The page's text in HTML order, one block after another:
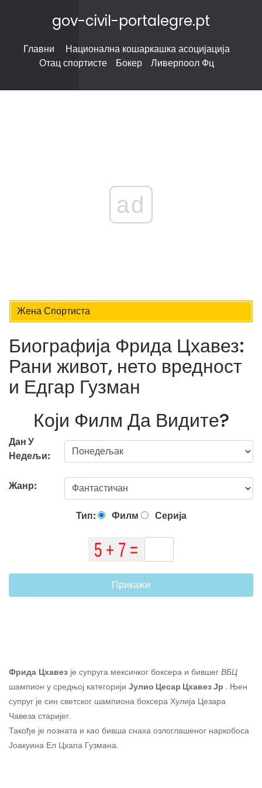
gov-civil-portalegre.pt
Главни
Национална кошаркашка асоцијација
Отац спортисте
Бокер Ливерпоол Фц
ad
Жена Спортиста
Биографија Фрида Цхавез:
Рани живот, нето вредност
и Едгар Гузман
Који Филм Да Видите?
Дан У
Недељи:
Жанр:
Тип: Филм Серија
Прикажи
Фрида Цхавез је супруга мексичког боксера и бившег ВБЦ
шампион у средњој категорији Јулио Цесар Цхавез Јр . Њен
супруг је син светског шампиона боксера Хулија Цезара
Чавеза старијег.
Такође је позната и као бивша снаха озлоглашеног наркобоса
Јоакуина Ел Цхапа Гузмана.